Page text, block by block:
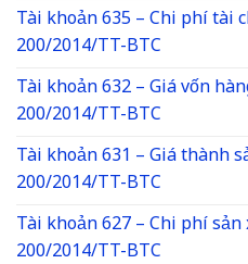
Tài khoản 635 – Chi phí tài
200/2014/TT-BTC
Tài khoản 632 – Giá vốn
200/2014/TT-BTC
Tài khoản 631 – Giá thành
200/2014/TT-BTC
Tài khoản 627 – Chi phí
200/2014/TT-BTC